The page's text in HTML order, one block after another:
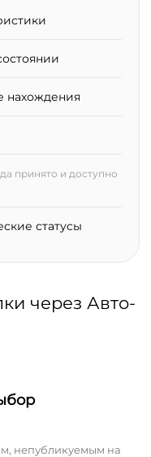
нахождения
принято и доступно
статусы
через Авто-
непубликуемым на